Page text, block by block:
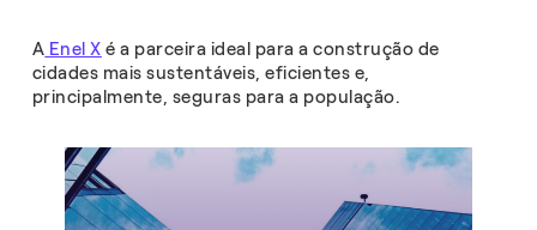
A Enel X é a parceira ideal para a construção de
cidades mais sustentáveis, eficientes e,
principalmente, seguras para a população.